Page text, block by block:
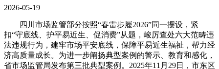
2026-05-19
四川市场监管部分按照“春雷步履2026”同一摆设，紧
扣“守底线、护平易近生、促消费”从题，峻厉查处六大范畴违
法违规行为，建牢市场平安底线，保障平易近生福祉，帮力经
济高质量成长。为进一步阐扬典型案例的警示、教育和感化，
省市场监管局发布第三批典型案例。2025年11月29日，市东区